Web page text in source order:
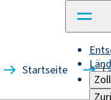
Zoll
Startseite